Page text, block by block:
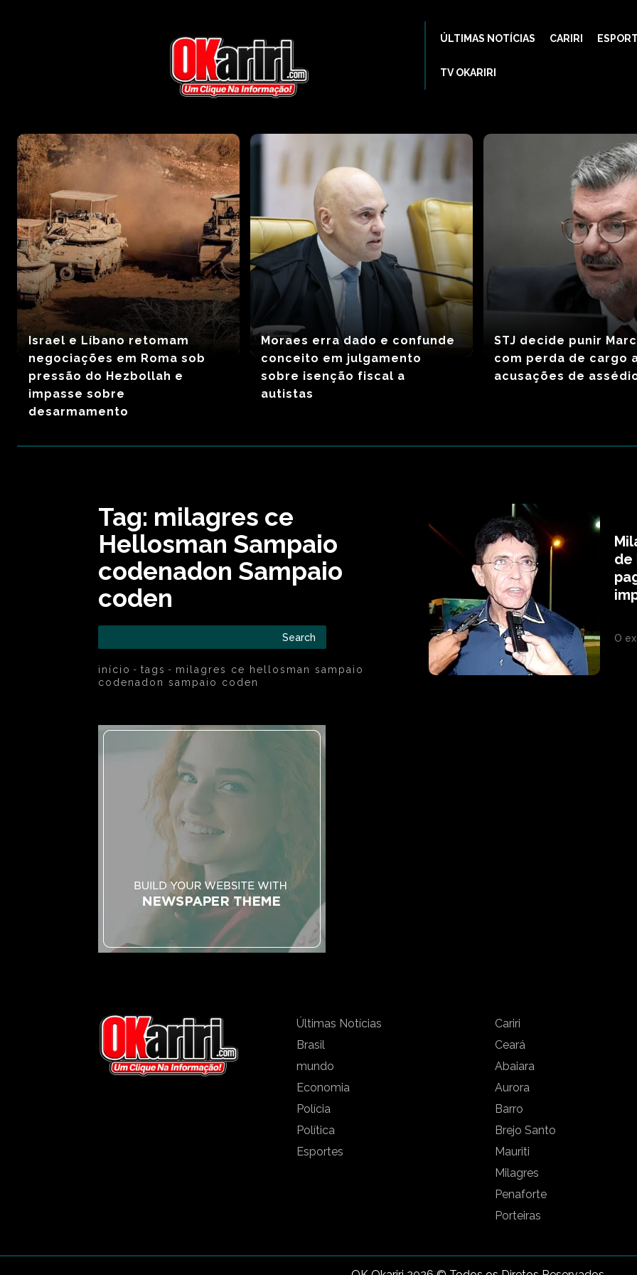
ÚLTIMAS NOTÍCIAS CARIRI
TV OKARIRI
Israel e Líbano retomam
negociações em Roma sob
pressão do Hezbollah e
impasse sobre
desarmamento
Moraes erra dado e confunde
conceito em julgamento
sobre isenção fiscal a
autistas
STJ decide punir
com perda de cargo
acusações de
Tag: milagres ce
Hellosman Sampaio
codenadon Sampaio
coden
Search
início tags
milagres ce hellosman sampaio
codenadon sampaio coden
de
O
Últimas Notícias
Brasil
mundo
Economia
Polícia
Política
Esportes
Cariri
Ceará
Abaiara
Aurora
Barro
Brejo Santo
Mauriti
Milagres
Penaforte
Porteiras